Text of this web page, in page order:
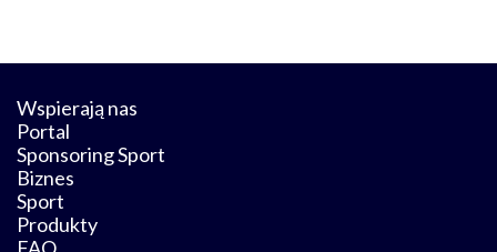
Wspierają nas
Portal
Sponsoring Sport
Biznes
Sport
Produkty